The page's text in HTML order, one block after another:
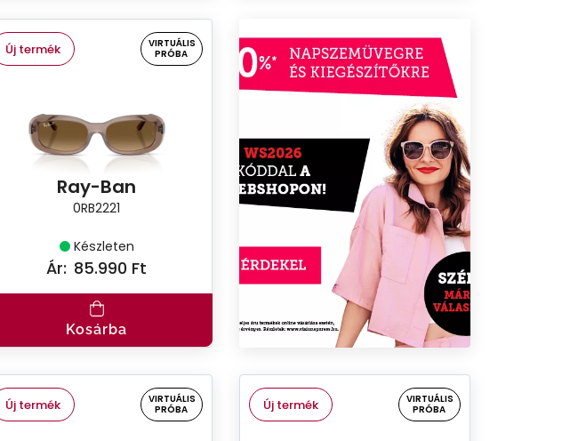
Új termék
VIRTUÁLIS
PRÓBA
Ray-Ban
0RB2221
Készleten
Ár: 85.990 Ft
Kosárba
Új termék
VIRTUÁLIS
PRÓBA
Új termék
VIRTUÁLIS
PRÓBA